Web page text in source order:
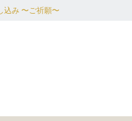
込み 〜ご祈願〜